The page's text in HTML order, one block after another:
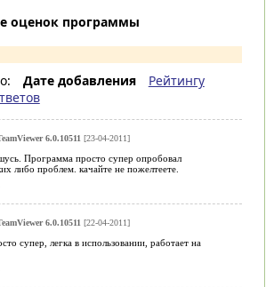
оценок программы
Дате добавления
Рейтингу
6.0.10511 [23-04-2011]
Программа просто супер опробовал
либо проблем. качайте не пожелтеете.
6.0.10511 [22-04-2011]
супер, легка в использовании, работает на